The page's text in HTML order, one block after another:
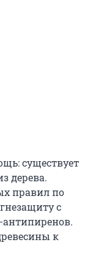
существует
дерева.
правил по
с
к